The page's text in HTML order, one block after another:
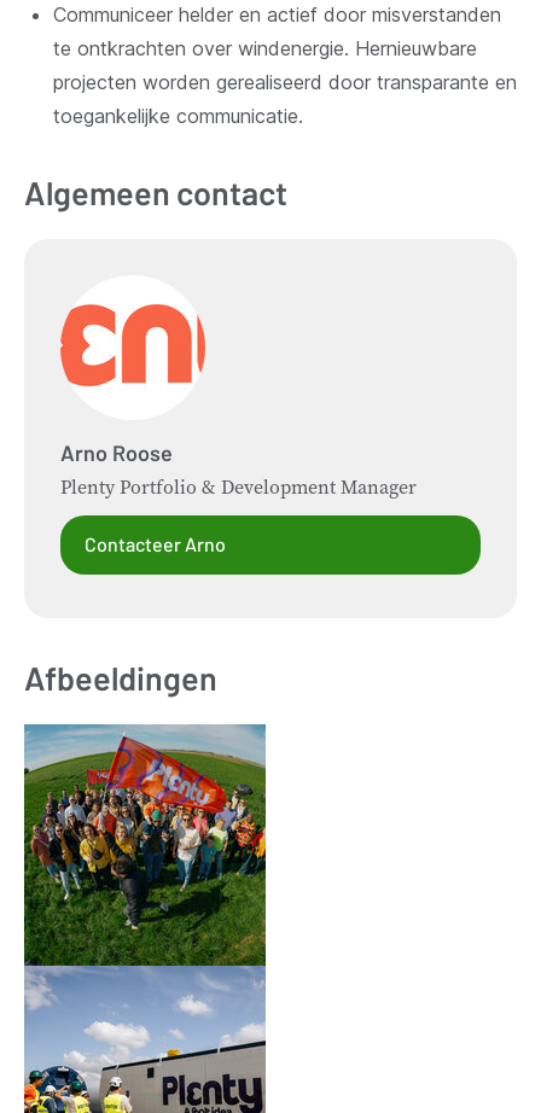
Communiceer helder en actief door misverstanden
te ontkrachten over windenergie. Hernieuwbare
projecten worden gerealiseerd door transparante en
toegankelijke communicatie.
Algemeen contact
Arno Roose
Plenty Portfolio & Development Manager
Contacteer Arno
Afbeeldingen